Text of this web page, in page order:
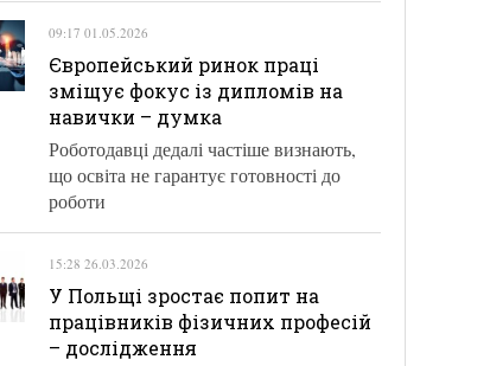
09:17 01.05.2026
Європейський ринок праці
зміщує фокус із дипломів на
навички – думка
Роботодавці дедалі частіше визнають,
що освіта не гарантує готовності до
роботи
15:28 26.03.2026
У Польщі зростає попит на
працівників фізичних професій
– дослідження